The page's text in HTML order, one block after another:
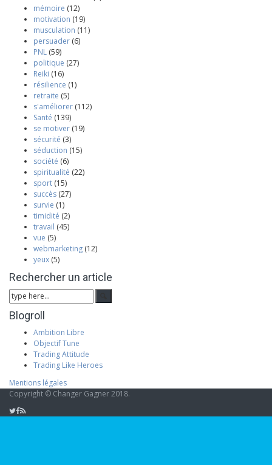
mémoire (12)
motivation (19)
musculation (11)
persuader (6)
PNL (59)
politique (27)
Reiki (16)
résilience (1)
retraite (5)
s'améliorer (112)
Santé (139)
se motiver (19)
sécurité (3)
séduction (15)
société (6)
spiritualité (22)
sport (15)
succès (27)
survie (1)
timidité (2)
travail (45)
vue (5)
webmarketing (12)
yeux (5)
Rechercher un article
Blogroll
Ambition Libre
Objectif Tune
Trading Attitude
Trading Like Heroes
Mentions légales
Copyright © Changer Gagner 2018.